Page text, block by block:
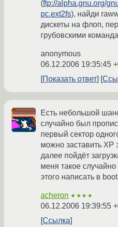
(ftp://alpha.gnu.org/
pc.ext2fs), найди
дискеты на флоп,
грубовскими
anonymous
06.12.2006 19:35:45
Показать ответ
Есть небольшой
случайно был
первый сектор
можно заставить XP
далее пойдёт
меня такое
этого написать в
acheron ★★★★
06.12.2006 19:39:55
Ссылка